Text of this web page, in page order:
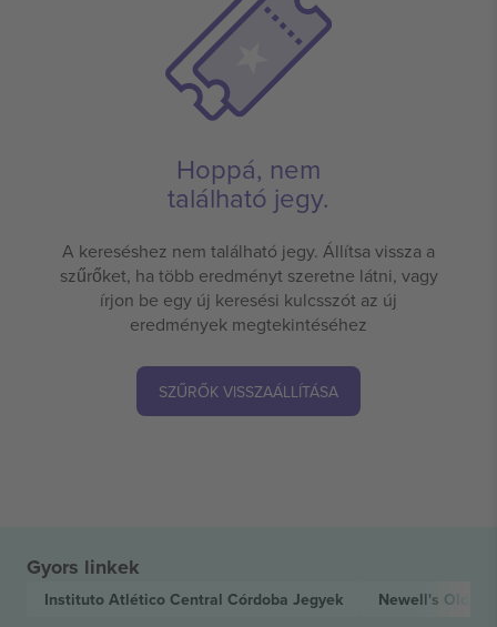
Hoppá, nem
található jegy.
A kereséshez nem található jegy. Állítsa vissza a
szűrőket, ha több eredményt szeretne látni, vagy
írjon be egy új keresési kulcsszót az új
eredmények megtekintéséhez
SZŰRŐK VISSZAÁLLÍTÁSA
Gyors linkek
Instituto Atlético Central Córdoba Jegyek Newell's Old